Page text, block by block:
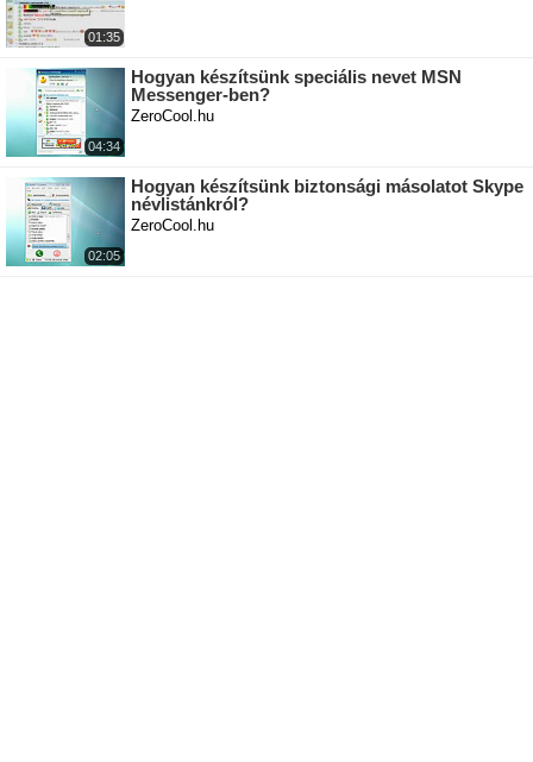
01:35
04:34
Hogyan készítsünk speciális nevet MSN
Messenger-ben?
ZeroCool.hu
02:05
Hogyan készítsünk biztonsági másolatot Skype
névlistánkról?
ZeroCool.hu